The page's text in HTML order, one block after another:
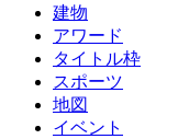
建物
アワード
タイトル枠
スポーツ
地図
イベント